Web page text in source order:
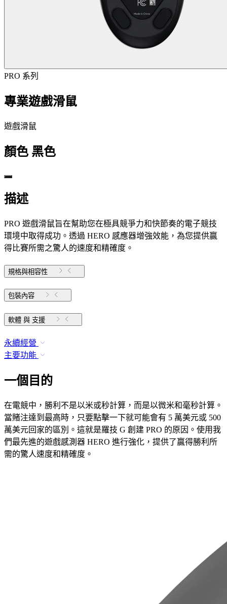
PRO 系列
專業遊戲滑鼠
遊戲滑鼠
顏色 黑色
描述
PRO 遊戲滑鼠旨在幫助您在極具競爭力和快節奏的電子競技
環境中取得成功。透過 HERO 感應器增強效能，為您提供贏
得比賽所需之驚人的速度和精確度。
規格與相容性
包裝內容
軟體 與 支援
永續經營
主要功能
一個目的
在電競中，勝利不是以米或秒計算，而是以微米和毫秒計算。
當賭注達到最高時，只要點擊一下就可能會有 5 萬美元或 500
萬美元回家的區別。這就是羅技 G 創建 PRO 的原因。使用我
們最先進的遊戲感測器 HERO 進行強化，提供了贏得勝利所
需的驚人速度和精確度。